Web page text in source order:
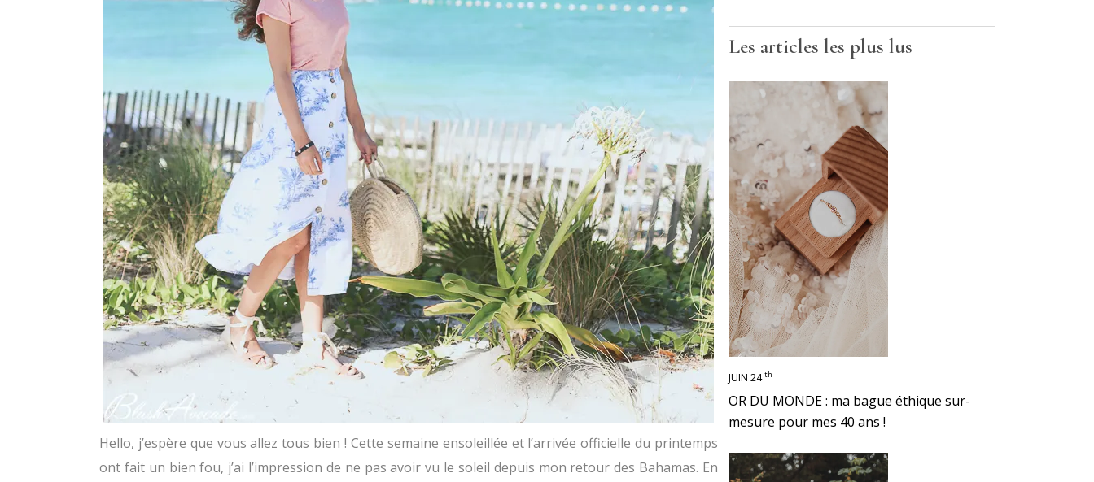
Hello, j’espère que vous allez tous bien ! Cette semaine ensoleillée et l’arrivée officielle du printemps
ont fait un bien fou, j’ai l’impression de ne pas avoir vu le soleil depuis mon retour des Bahamas. En
Les articles les plus lus
JUIN 24 th
OR DU MONDE : ma bague éthique sur-
mesure pour mes 40 ans !